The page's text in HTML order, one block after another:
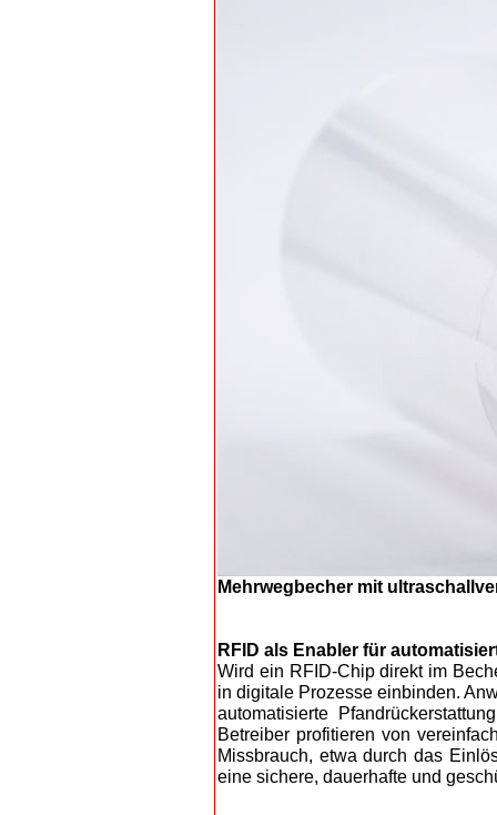
Mehrwegbecher mit
RFID als Enabler für
Wird ein RFID-Chip direkt im
in digitale Prozesse einbinden.
automatisierte
Betreiber profitieren von
Missbrauch, etwa durch das
eine sichere, dauerhafte und